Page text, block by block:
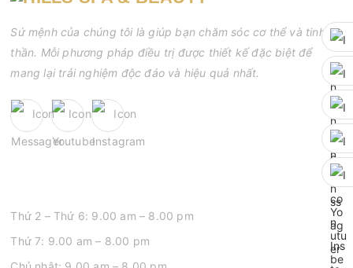
Sứ mệnh của chúng tôi là giúp bạn chăm sóc cơ thể và tinh
thần. Mỗi phương pháp điều trị được thiết kế đặc biệt để
mang lại trải nghiệm độc đáo và hiệu quả nhất.
Thứ 2 – Thứ 6: 9.00 am – 8.00 pm
Thứ 7: 9.00 am – 8.00 pm